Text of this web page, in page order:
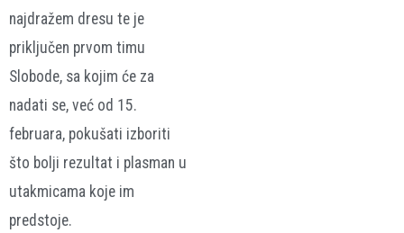
najdražem dresu te je
priključen prvom timu
Slobode, sa kojim će za
nadati se, već od 15.
februara, pokušati izboriti
što bolji rezultat i plasman u
utakmicama koje im
predstoje.